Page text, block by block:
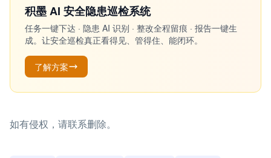
积墨 AI 安全隐患巡检系统
任务一键下达 · 隐患 AI 识别 · 整改全程留痕 · 报告一键生
成。让安全巡检真正看得见、管得住、能闭环。
了解方案
如有侵权，请联系删除。